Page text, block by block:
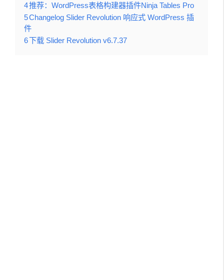
4推荐：WordPress表格构建器插件Ninja Tables Pro
5Changelog Slider Revolution 响应式 WordPress 插
件
6下载 Slider Revolution v6.7.37